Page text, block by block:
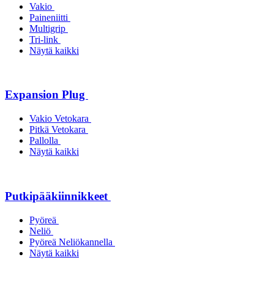
Vakio
Paineniitti
Multigrip
Tri-link
Näytä kaikki
Expansion Plug
Vakio Vetokara
Pitkä Vetokara
Pallolla
Näytä kaikki
Putkipääkiinnikkeet
Pyöreä
Neliö
Pyöreä Neliökannella
Näytä kaikki